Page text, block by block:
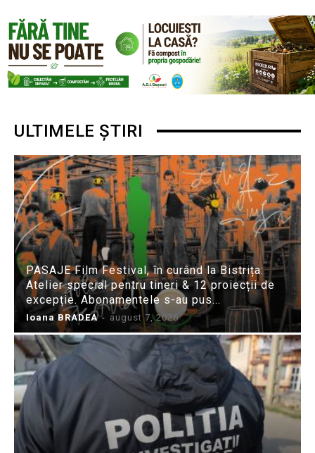
ULTIMELE ȘTIRI
PASAJE Film Festival, în curând la Bistrița:
Atelier special pentru tineri & 12 proiecții de
excepție. Abonamentele s-au pus...
Ioana BRADEA - august 7, 2026